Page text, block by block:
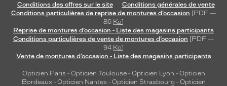
Conditions des offres sur le site
Conditions générales de vente
Conditions particulières de reprise de montures d’occasion [PDF —
86 Ko]
Reprise de montures d’occasion - Liste des magasins participants
Conditions particulières de vente de montures d’occasion [PDF —
94 Ko]
Vente de montures d’occasion - Liste des magasins participants
Opticien Paris - Opticien Toulouse- Opticien Lyon - Opticien
Bordeaux- Opticien Nantes - Opticien Strasbourg - Opticien